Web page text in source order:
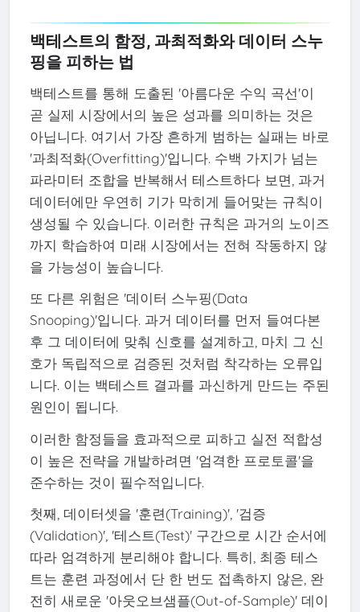
백테스트의 함정, 과최적화와 데이터 스누
핑을 피하는 법
백테스트를 통해 도출된 '아름다운 수익 곡선'이
곧 실제 시장에서의 높은 성과를 의미하는 것은
아닙니다. 여기서 가장 흔하게 범하는 실패는 바로
'과최적화(Overfitting)'입니다. 수백 가지가 넘는
파라미터 조합을 반복해서 테스트하다 보면, 과거
데이터에만 우연히 기가 막히게 들어맞는 규칙이
생성될 수 있습니다. 이러한 규칙은 과거의 노이즈
까지 학습하여 미래 시장에서는 전혀 작동하지 않
을 가능성이 높습니다.
또 다른 위험은 '데이터 스누핑(Data
Snooping)'입니다. 과거 데이터를 먼저 들여다본
후 그 데이터에 맞춰 신호를 설계하고, 마치 그 신
호가 독립적으로 검증된 것처럼 착각하는 오류입
니다. 이는 백테스트 결과를 과신하게 만드는 주된
원인이 됩니다.
이러한 함정들을 효과적으로 피하고 실전 적합성
이 높은 전략을 개발하려면 '엄격한 프로토콜'을
준수하는 것이 필수적입니다.
첫째, 데이터셋을 '훈련(Training)', '검증
(Validation)', '테스트(Test)' 구간으로 시간 순서에
따라 엄격하게 분리해야 합니다. 특히, 최종 테스
트는 훈련 과정에서 단 한 번도 접촉하지 않은, 완
전히 새로운 '아웃오브샘플(Out-of-Sample)' 데이